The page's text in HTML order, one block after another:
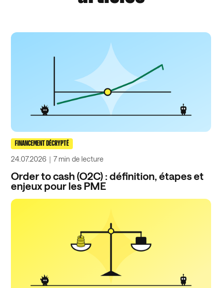
FINANCEMENT DÉCRYPTÉ
24.07.2026 ｜7 min de lecture
Order to cash (O2C) : définition, étapes et
enjeux pour les PME